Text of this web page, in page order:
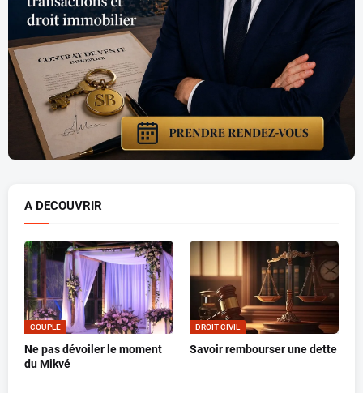
A DECOUVRIR
COUPLE
Ne pas dévoiler le moment
du Mikvé
DROIT CIVIL
Savoir rembourser une dette